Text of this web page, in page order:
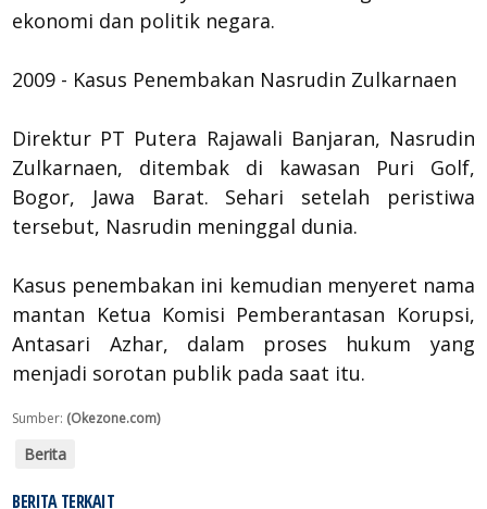
ekonomi dan politik negara.
2009 - Kasus Penembakan Nasrudin Zulkarnaen
Direktur PT Putera Rajawali Banjaran, Nasrudin
Zulkarnaen, ditembak di kawasan Puri Golf,
Bogor, Jawa Barat. Sehari setelah peristiwa
tersebut, Nasrudin meninggal dunia.
Kasus penembakan ini kemudian menyeret nama
mantan Ketua Komisi Pemberantasan Korupsi,
Antasari Azhar, dalam proses hukum yang
menjadi sorotan publik pada saat itu.
Sumber: (Okezone.com)
Berita
BERITA TERKAIT